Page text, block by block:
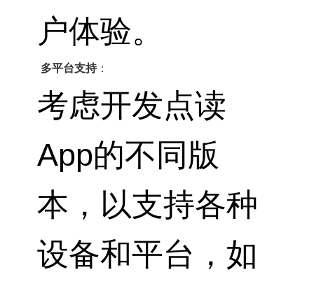
户体验。
多平台支持：
考虑开发点读
App的不同版
本，以支持各种
设备和平台，如